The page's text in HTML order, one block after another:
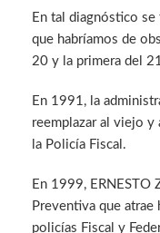
En tal diagnóstico
que habríamos de
20 y la primera del
En 1991, la
reemplazar al viejo y
la Policía Fiscal.
En 1999, ERNESTO
Preventiva que atrae
policías Fiscal y